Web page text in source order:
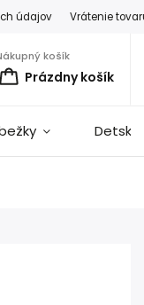
údajov Vrátenie
košík
Prázdny košík